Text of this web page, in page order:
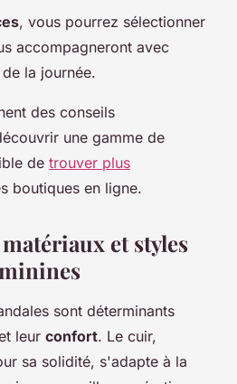
, vous pourrez sélectionner
accompagneront avec
la journée.
des conseils
une gamme de
de trouver plus
boutiques en ligne.
et styles
sont déterminants
leur confort. Le cuir,
sa solidité, s'adapte à la